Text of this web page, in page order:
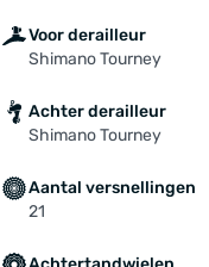
Voor derailleur
Shimano Tourney
Achter derailleur
Shimano Tourney
Aantal versnellingen
21